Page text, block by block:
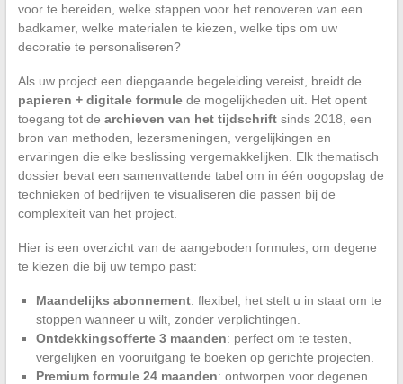
voor te bereiden, welke stappen voor het renoveren van een
badkamer, welke materialen te kiezen, welke tips om uw
decoratie te personaliseren?
Als uw project een diepgaande begeleiding vereist, breidt de
papieren + digitale formulede mogelijkheden uit. Het opent
toegang tot de archieven van het tijdschriftsinds 2018, een
bron van methoden, lezersmeningen, vergelijkingen en
ervaringen die elke beslissing vergemakkelijken. Elk thematisch
dossier bevat een samenvattende tabel om in één oogopslag de
technieken of bedrijven te visualiseren die passen bij de
complexiteit van het project.
Hier is een overzicht van de aangeboden formules, om degene
te kiezen die bij uw tempo past:
Maandelijks abonnement: flexibel, het stelt u in staat om te
stoppen wanneer u wilt, zonder verplichtingen.
Ontdekkingsofferte 3 maanden: perfect om te testen,
vergelijken en vooruitgang te boeken op gerichte projecten.
Premium formule 24 maanden: ontworpen voor degenen